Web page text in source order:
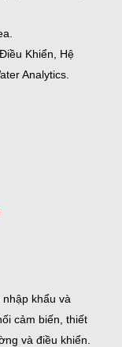
Khiển, Hệ
Analytics.
nhập khẩu và
cảm biến, thiết
và điều khiển.